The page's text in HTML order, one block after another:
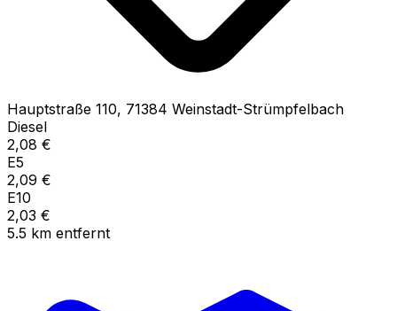
Hauptstraße 110, 71384 Weinstadt-Strümpfelbach
Diesel
2,08 €
E5
2,09 €
E10
2,03 €
5.5 km entfernt